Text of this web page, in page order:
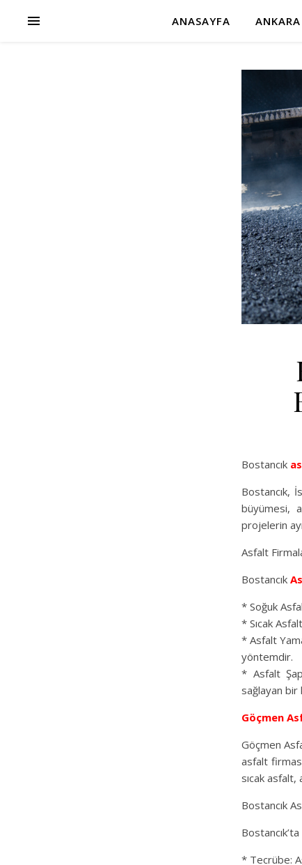
ANASAYFA
Bostancık
Bostancık,
büyümesi,
projelerin
Asfalt
Bostancık
* Soğuk
* Sıcak
* Asfalt
yöntemdir.
* Asfalt
sağlayan bir
Göçmen
Göçmen
asfalt
sıcak
Bostancık
* Tecrübe: